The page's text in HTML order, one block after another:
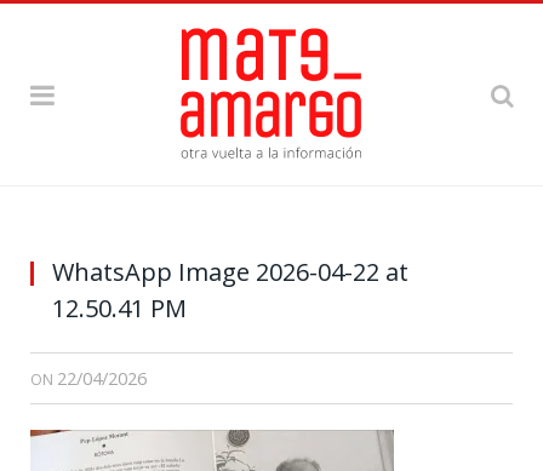
WhatsApp Image 2026-04-22 at
12.50.41 PM
ON 22/04/2026